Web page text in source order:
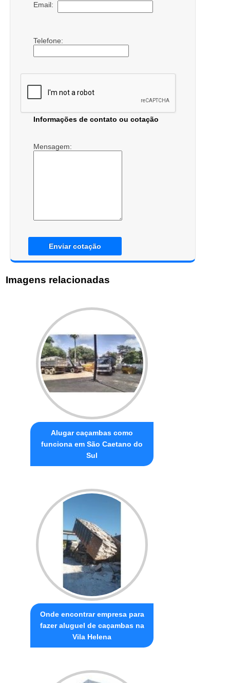
Email:
Telefone:
Informações de contato ou cotação
Mensagem:
Enviar cotação
Imagens relacionadas
Alugar caçambas como
funciona em São Caetano do
Sul
Onde encontrar empresa para
fazer aluguel de caçambas na
Vila Helena